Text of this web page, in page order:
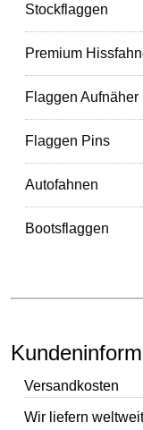
Stockflaggen
Premium
Flaggen Aufnäher
Flaggen Pins
Autofahnen
Bootsflaggen
Versandkosten
Wir liefern